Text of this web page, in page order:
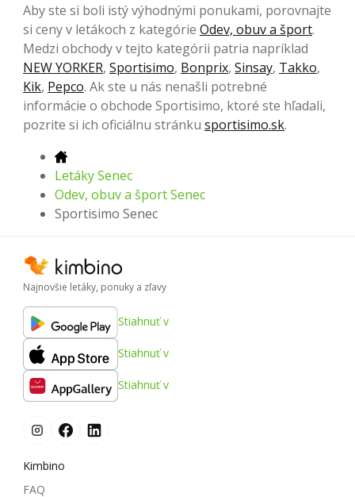
Aby ste si boli istý výhodnými ponukami, porovnajte
si ceny v letákoch z kategórie Odev, obuv a šport.
Medzi obchody v tejto kategórii patria napríklad
NEW YORKER, Sportisimo, Bonprix, Sinsay, Takko,
Kik, Pepco. Ak ste u nás nenašli potrebné
informácie o obchode Sportisimo, ktoré ste hľadali,
pozrite si ich oficiálnu stránku sportisimo.sk.
Letáky Senec
Odev, obuv a šport Senec
Sportisimo Senec
Najnovšie letáky, ponuky a zľavy
Stiahnuť v
Stiahnuť v
Stiahnuť v
Kimbino
FAQ